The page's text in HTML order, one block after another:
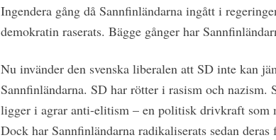
Ingendera gång då Sannfinländarna ingått i
demokratin raserats. Bägge gånger har
Nu invänder den svenska liberalen att SD inte kan
Sannfinländarna. SD har rötter i rasism och nazism.
ligger i agrar anti-elitism – en politisk drivkraft som
Dock har Sannfinländarna radikaliserats sedan